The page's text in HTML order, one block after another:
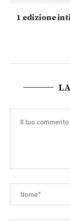
1 edizione